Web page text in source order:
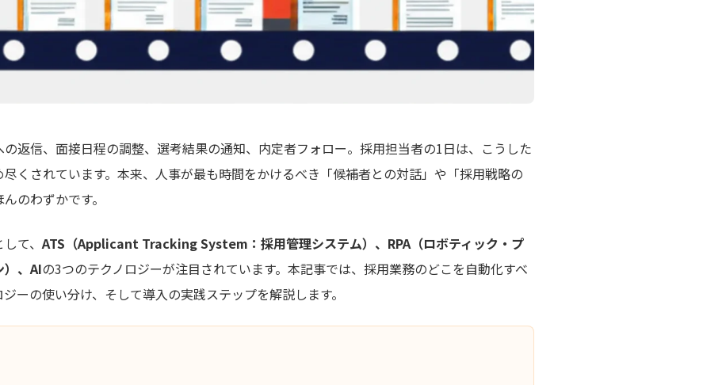
返信、面接日程の調整、選考結果の通知、内定者フォロー。採用担当者の1日は、こうした
くされています。本来、人事が最も時間をかけるべき「候補者との対話」や「採用戦略の
のわずかです。
て、 ATS（Applicant Tracking System：採用管理システム）、RPA（ロボティック・プ
）、AIの3つのテクノロジーが注目されています。本記事では、採用業務のどこを自動化すべ
ーの使い分け、そして導入の実践ステップを解説します。